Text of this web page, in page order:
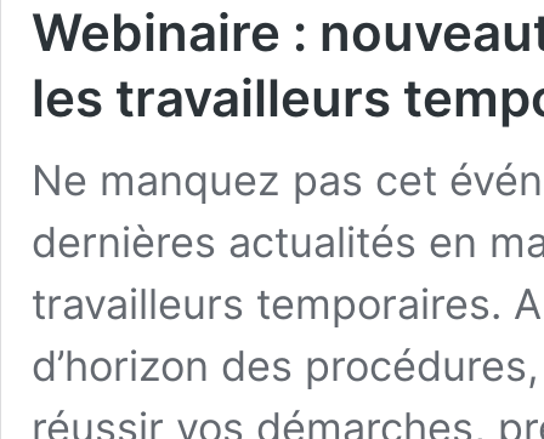
Webinaire :
les travailleurs
Ne manquez pas cet
dernières actualités en
travailleurs temporaires.
d’horizon des
réussir vos démarches,